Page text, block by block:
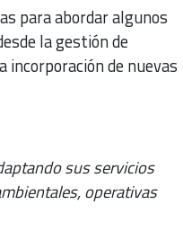
para abordar algunos
la gestión de
de nuevas
sus servicios
operativas